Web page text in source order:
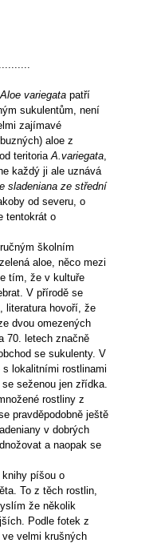
Aloe variegata patří
sukulentům, není
zajímavé
aloe z
teritoriaA.variegata,
každý ji ale uznává
sladeniana ze střední
od severu, o
tentokrát o
školním
aloe, něco mezi
tím, že v kultuře
V přírodě se
literatura hovoří, že
dvou omezených
70. letech značně
se sukulenty. V
lokalitními rostlinami
seženou jen zřídka.
rostliny z
pravděpodobně ještě
v dobrých
a naopak se
píšou o
To z těch rostlin,
že několik
Podle fotek z
velmi krušných